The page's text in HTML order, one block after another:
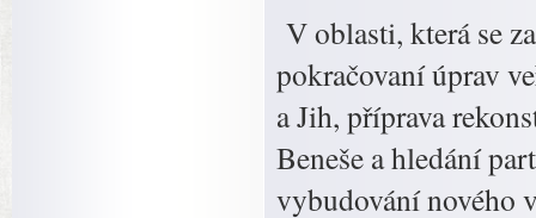
V oblasti, která se
pokračovaní úprav
a Jih, příprava
Beneše a hledání
vybudování nového